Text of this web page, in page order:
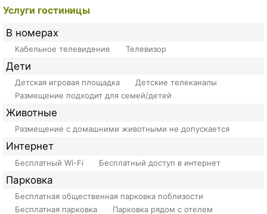
Услуги гостиницы
В номерах
Кабельное телевидение Телевизор
Дети
Детская игровая площадка
Детские телеканалы
Размещение подходит для семей/детей
Животные
Размещение с домашними животными не допускается
Интернет
Бесплатный Wi-Fi Бесплатный доступ в интернет
Парковка
Бесплатная общественная парковка поблизости
Бесплатная парковка
Парковка рядом с отелем